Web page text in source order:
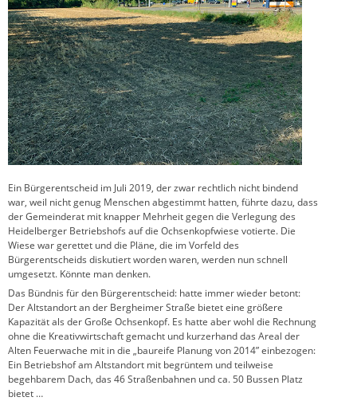
Ein Bürgerentscheid im Juli 2019, der zwar rechtlich nicht bindend
war, weil nicht genug Menschen abgestimmt hatten, führte dazu, dass
der Gemeinderat mit knapper Mehrheit gegen die Verlegung des
Heidelberger Betriebshofs auf die Ochsenkopfwiese votierte. Die
Wiese war gerettet und die Pläne, die im Vorfeld des
Bürgerentscheids diskutiert worden waren, werden nun schnell
umgesetzt. Könnte man denken.
Das Bündnis für den Bürgerentscheid: hatte immer wieder betont:
Der Altstandort an der Bergheimer Straße bietet eine größere
Kapazität als der Große Ochsenkopf. Es hatte aber wohl die Rechnung
ohne die Kreativwirtschaft gemacht und kurzerhand das Areal der
Alten Feuerwache mit in die „baureife Planung von 2014” einbezogen:
Ein Betriebshof am Altstandort mit begrüntem und teilweise
begehbarem Dach, das 46 Straßenbahnen und ca. 50 Bussen Platz
bietet …